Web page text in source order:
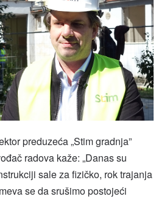
preduzeća „Stim gradnja”
radova kaže: „Danas su
sale za fizičko, rok trajanja
se da srušimo postojeći